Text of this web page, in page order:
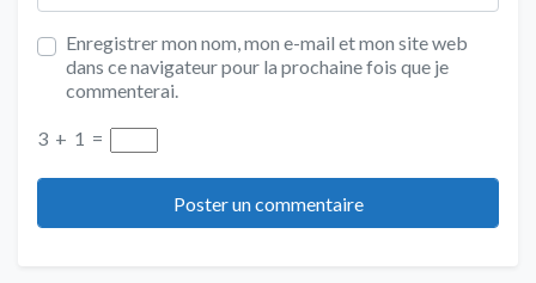
Enregistrer mon nom, mon e-mail et mon site web
dans ce navigateur pour la prochaine fois que je
commenterai.
3 + 1 =